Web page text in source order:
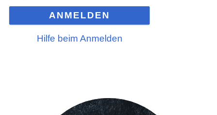
ANMELDEN
Hilfe beim Anmelden